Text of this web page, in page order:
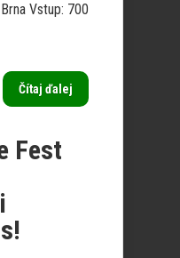
Vstup: 700
Čítaj ďalej
Fest